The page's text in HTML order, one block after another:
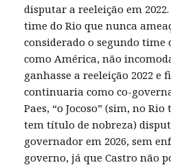
disputar a reeleição em
time do Rio que nunca
considerado o segundo time
como América, não
ganhasse a reeleição 2022 e
continuaria como co-
Paes, “o Jocoso” (sim, no
tem título de nobreza)
governador em 2026, sem
governo, já que Castro não